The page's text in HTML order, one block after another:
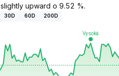
upward o 9.52 %.
30D 60D 200D